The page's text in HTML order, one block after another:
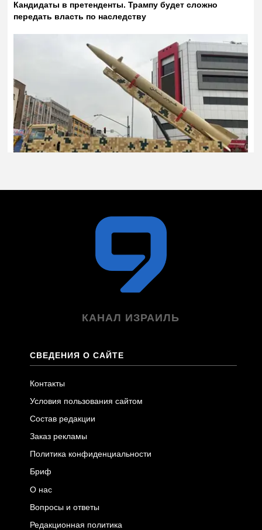
КАНАЛ ИЗРАИЛЬ
СВЕДЕНИЯ О САЙТЕ
Контакты
Условия пользования сайтом
Состав редакции
Заказ рекламы
Политика конфиденциальности
Бриф
О нас
Вопросы и ответы
Редакционная политика